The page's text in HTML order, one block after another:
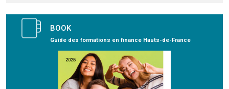
BOOK
Guide des formations en finance Hauts-de-France